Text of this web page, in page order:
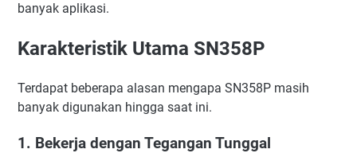
banyak aplikasi.
Karakteristik Utama SN358P
Terdapat beberapa alasan mengapa SN358P masih
banyak digunakan hingga saat ini.
1. Bekerja dengan Tegangan Tunggal